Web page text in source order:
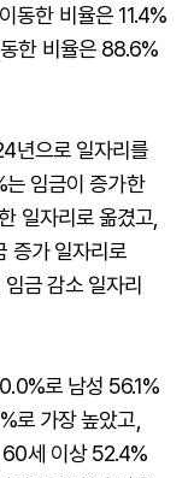
동한 비율은 11.4%
한 비율은 88.6%
년으로 일자리를
임금이 증가한
일자리로 옮겼고,
증가 일자리로
금 감소 일자리
로 남성 56.1%
로 가장 높았고,
세 이상 52.4%